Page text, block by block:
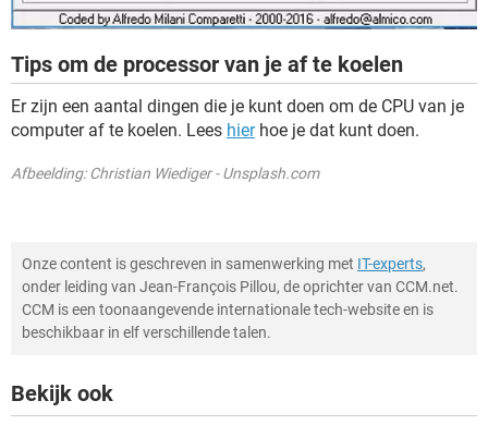
Tips om de processor van je af te koelen
Er zijn een aantal dingen die je kunt doen om de CPU van je
computer af te koelen. Lees hierhoe je dat kunt doen.
Afbeelding: Christian Wiediger - Unsplash.com
Onze content is geschreven in samenwerking met IT-experts,
onder leiding van Jean-François Pillou, de oprichter van CCM.net.
CCM is een toonaangevende internationale tech-website en is
beschikbaar in elf verschillende talen.
Bekijk ook